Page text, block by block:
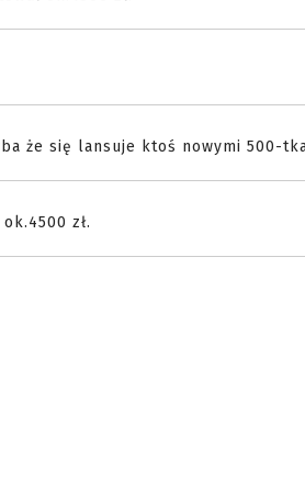
że się lansuje ktoś nowymi 500-
zł.